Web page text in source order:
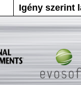
Igény szerint